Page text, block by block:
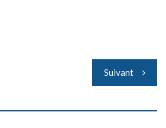
Suivant